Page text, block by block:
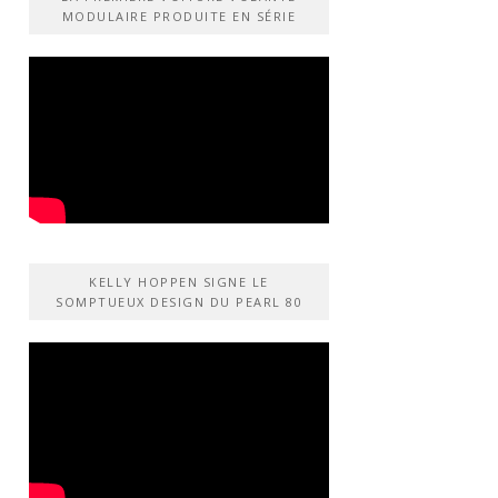
MODULAIRE PRODUITE EN SÉRIE
KELLY HOPPEN SIGNE LE
SOMPTUEUX DESIGN DU PEARL 80